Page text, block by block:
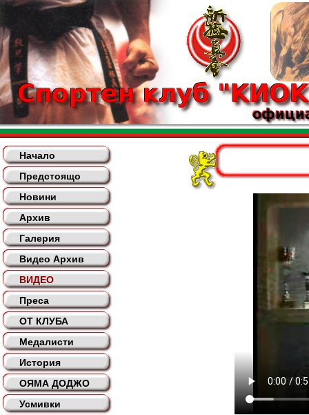
Начало
Предстоящо
Новини
Архив
Галерия
Видео Архив
ВИДЕО
Преса
ОТ КЛУБА
Медалисти
История
ОЯМА ДОДЖО
Усмивки